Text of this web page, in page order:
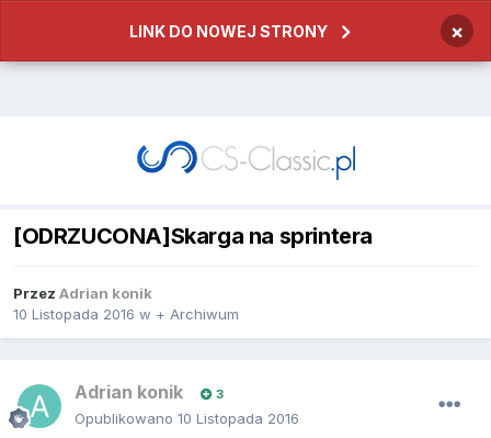
LINK DO NOWEJ STRONY ×
[ODRZUCONA]Skarga na sprintera
Przez Adrian konik
10 Listopada 2016 w + Archiwum
Adrian konik 3
Opublikowano 10 Listopada 2016